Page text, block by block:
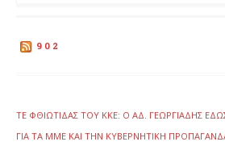
902
ΤΕ ΦΘΙΏΤΙΔΑΣ ΤΟΥ ΚΚΕ: Ο ΆΔ. ΓΕΩΡΓΙΆΔΗΣ
ΓΙΑ ΤΑ ΜΜΕ ΚΑΙ ΤΗΝ ΚΥΒΕΡΝΗΤΙΚΉ